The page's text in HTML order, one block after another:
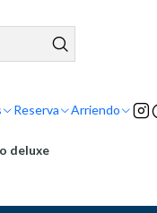
Reserva Arriendo
deluxe